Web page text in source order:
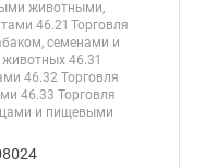
животными,
46.21 Торговля
семенами и
46.31
46.32 Торговля
46.33 Торговля
и пищевыми